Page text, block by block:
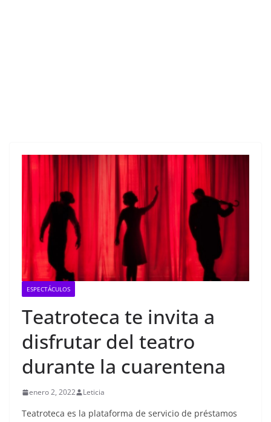
ESPECTÁCULOS
Teatroteca te invita a
disfrutar del teatro
durante la cuarentena
enero 2, 2022 Leticia
Teatroteca es la plataforma de servicio de préstamos